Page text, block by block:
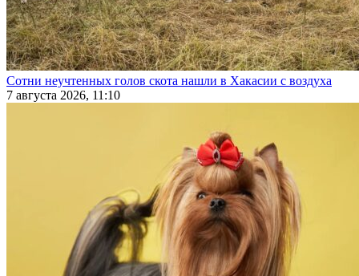
Сотни неучтенных голов скота нашли в Хакасии с воздуха
7 августа 2026, 11:10